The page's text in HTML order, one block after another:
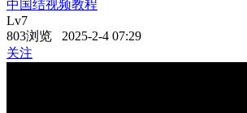
中国结视频教程
Lv7
803浏览 2025-2-4 07:29
关注